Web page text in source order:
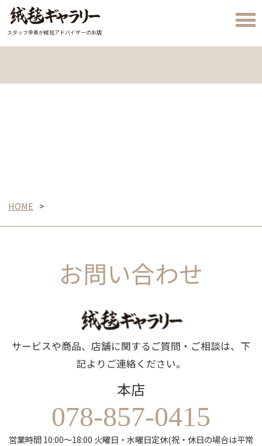
スタッフ全員が絨毯アドバイザーのお店
HOME
お問い合わせ
サービスや商品、店舗に関するご質問・ご相談は、下
記よりご連絡ください。
本店
078-857-0415
営業時間 10:00～18:00 火曜日・水曜日定休(祝・休日の場合は平常